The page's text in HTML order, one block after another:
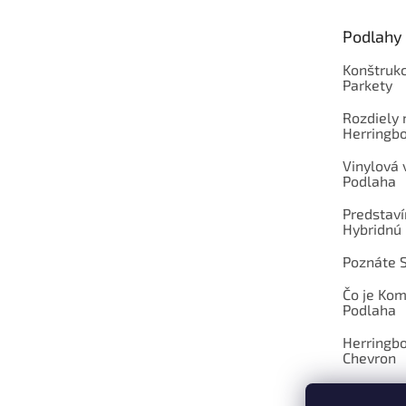
Podlahy
Parkety
Rozdiely
Vinylová
Podlaha
Hybridnú
Poznáte
Čo je
Podlaha
Chevron